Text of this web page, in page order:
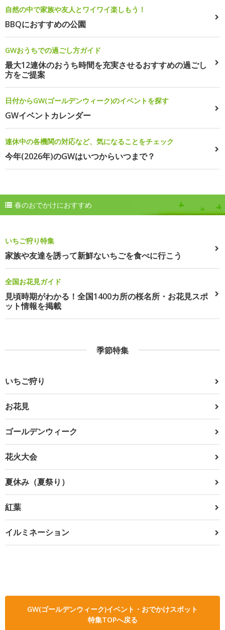
自然の中で家族や友人とワイワイ楽しもう！
BBQにおすすめの公園
GWおうちでの過ごし方ガイド
最大12連休のおうち時間を充実させるおすすめの過ごし
方をご提案
日付からGW(ゴールデンウィーク)のイベントを探す
GWイベントカレンダー
連休中の各機関の対応など、気になることをチェック
今年(2026年)のGWはいつからいつまで？
春のおでかけにおすすめ
いちご狩り特集
家族や友達を誘って新鮮ないちごを食べに行こう
全国お花見ガイド
見頃時期がわかる！全国1400カ所の桜名所・お花見スポ
ット情報を掲載
季節特集
いちご狩り
お花見
ゴールデンウィーク
花火大会
夏休み（夏祭り）
紅葉
イルミネーション
GW(ゴールデンウィーク)イベント・おでかけスポット
特集TOPへ戻る